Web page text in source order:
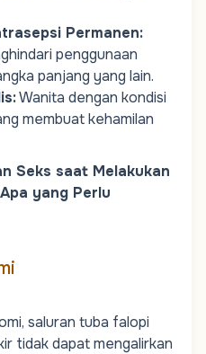
Permanen:
penggunaan
panjang yang lain.
:Wanita dengan kondisi
membuat kehamilan
Seks saat Melakukan
yang Perlu
saluran tuba falopi
tidak dapat mengalirkan